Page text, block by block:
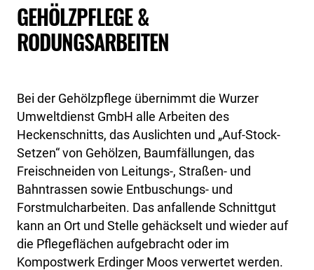
GEHÖLZPFLEGE &
RODUNGSARBEITEN
Bei der Gehölzpflege übernimmt die Wurzer
Umweltdienst GmbH alle Arbeiten des
Heckenschnitts, das Auslichten und „Auf-Stock-
Setzen“ von Gehölzen, Baumfällungen, das
Freischneiden von Leitungs-, Straßen- und
Bahntrassen sowie Entbuschungs- und
Forstmulcharbeiten. Das anfallende Schnittgut
kann an Ort und Stelle gehäckselt und wieder auf
die Pflegeflächen aufgebracht oder im
Kompostwerk Erdinger Moos verwertet werden.